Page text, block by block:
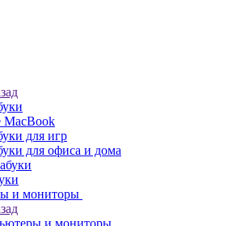
MacBook
для игр
для офиса и дома
и мониторы
и мониторы